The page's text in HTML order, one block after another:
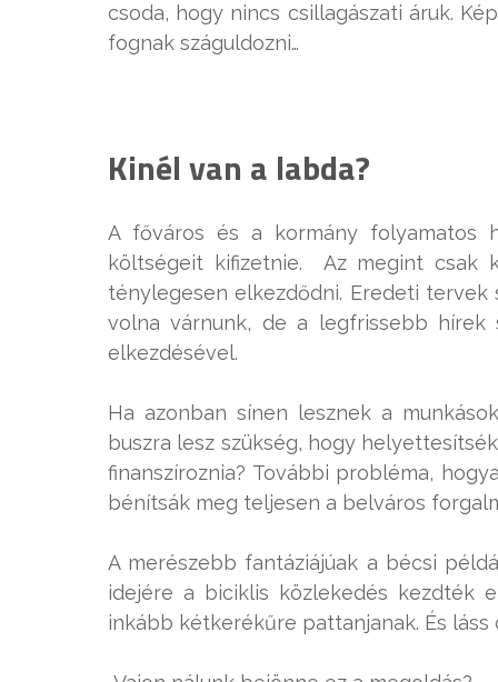
csoda, hogy nincs csillagászati áruk.
fognak száguldozni…
Kinél van a labda?
A főváros és a kormány folyamatos
költségeit kifizetnie. Az megint csak
ténylegesen elkezdődni. Eredeti
volna várnunk, de a legfrissebb
elkezdésével.
Ha azonban sínen lesznek a
buszra lesz szükség, hogy
finanszíroznia? További probléma,
bénítsák meg teljesen a belváros
A merészebb fantáziájúak a bécsi
idejére a biciklis közlekedés kezdték
inkább kétkerékűre pattanjanak. És